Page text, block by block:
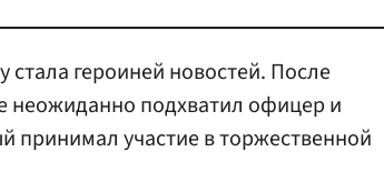
героиней новостей. После
неожиданно подхватил офицер и
принимал участие в торжественной